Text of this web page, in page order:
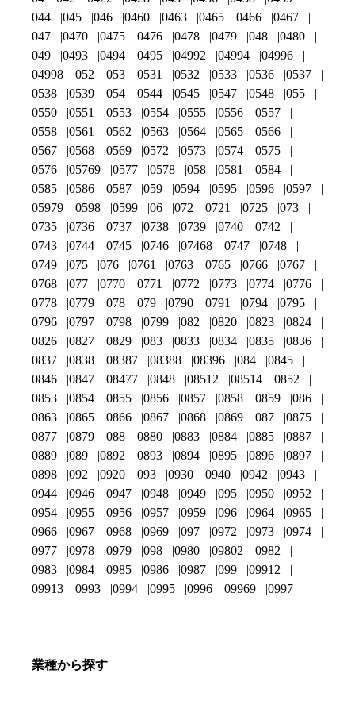
044
045 046 0460 0463 0465 0466
0467
047
0470 0475 0476 0478 0479 048
0480
049
0493 0494 0495 04992 04994
04996
04998
052 053 0531 0532 0533 0536
0537
0538
0539 054 0544 0545 0547 0548
055
0550
0551 0553 0554 0555 0556
0557
0558
0561 0562 0563 0564 0565
0566
0567
0568 0569 0572 0573 0574
0575
0576
05769 0577 0578 058 0581
0584
0585
0586 0587 059 0594 0595 0596
0597
05979
0598 0599 06 072 0721 0725
073
0735
0736 0737 0738 0739 0740
0742
0743
0744 0745 0746 07468 0747
0748
0749
075 076 0761 0763 0765 0766
0767
0768
077 0770 0771 0772 0773 0774
0776
0778
0779 078 079 0790 0791 0794
0795
0796
0797 0798 0799 082 0820 0823
0824
0826
0827 0829 083 0833 0834 0835
0836
0837
0838 08387 08388 08396 084
0845
0846
0847 08477 0848 08512 08514
0852
0853
0854 0855 0856 0857 0858 0859
086
0863
0865 0866 0867 0868 0869 087
0875
0877
0879 088 0880 0883 0884 0885
0887
0889
089 0892 0893 0894 0895 0896
0897
0898
092 0920 093 0930 0940 0942
0943
0944
0946 0947 0948 0949 095 0950
0952
0954
0955 0956 0957 0959 096 0964
0965
0966
0967 0968 0969 097 0972 0973
0974
0977
0978 0979 098 0980 09802
0982
0983
0984 0985 0986 0987 099
09912
09913
0993 0994 0995 0996 09969 0997
業種から探す